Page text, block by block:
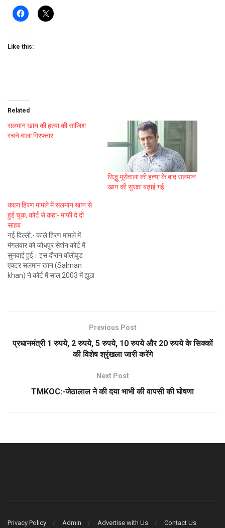
Like this:
Related
सलमान खान की हत्या की साजिश
रचने वाला गिरफ्तार
सिद्धू मूसेवाला की हत्या के बाद सलमान
खान की सुरक्षा बढ़ाई गई
काला हिरण मामले में सलमान खान से
हुई चूक, कोर्ट से कहा- माफी दे दो
साहब
नई दिल्ली:- काले हिरण मामले में
मंगलवार को जोधपुर सेशंन कोर्ट में
सुनवाई हुई। इस दौरान बॉलीवुड
एक्टर सलमान खान (Salman
khan) ने कोर्ट में साल 2003 में झूठा
Previous Post
प्रधानमंत्री 1 रुपये, 2 रुपये, 5 रुपये, 10 रुपये और 20 रुपये के सिक्कों
की विशेष श्रृंखला जारी करेंगे
Next Post
TMKOC:-जेठालाल ने की दया भाभी की वापसी की घोषणा
Privacy Policy Admin Advertise with Us Contact Us